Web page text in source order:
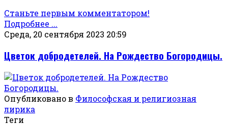
Станьте первым комментатором!
Подробнее ...
Среда, 20 сентября 2023 20:59
Цветок добродетелей. На Рождество Богородицы.
Опубликовано в Философская и религиозная
лирика
Теги